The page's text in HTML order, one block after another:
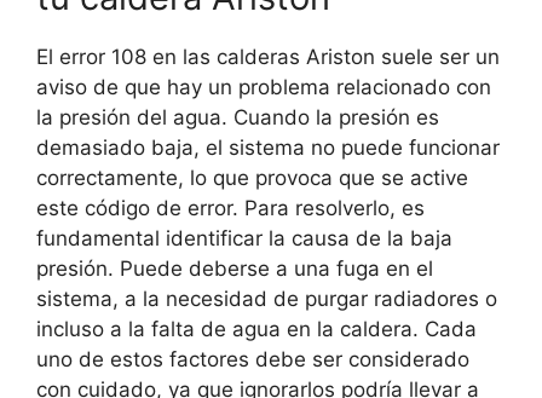
El error 108 en las calderas Ariston suele ser un
aviso de que hay un problema relacionado con
la presión del agua. Cuando la presión es
demasiado baja, el sistema no puede funcionar
correctamente, lo que provoca que se active
este código de error. Para resolverlo, es
fundamental identificar la causa de la baja
presión. Puede deberse a una fuga en el
sistema, a la necesidad de purgar radiadores o
incluso a la falta de agua en la caldera. Cada
uno de estos factores debe ser considerado
con cuidado, ya que ignorarlos podría llevar a